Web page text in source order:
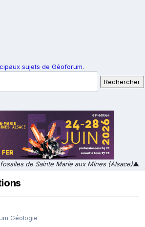
sujets de Géoforum.
de Sainte Marie aux Mines (Alsace)▲
Géologie